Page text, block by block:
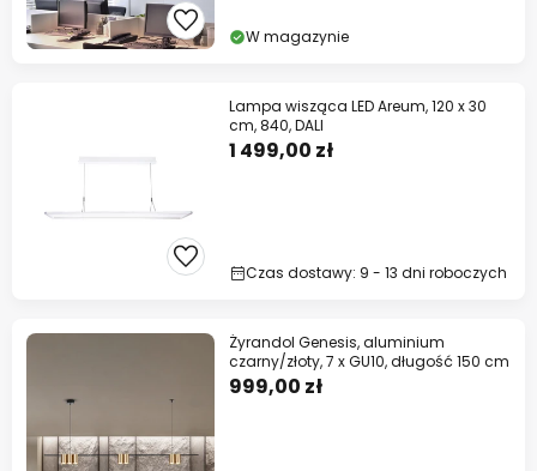
W magazynie
Lampa wisząca LED Areum, 120 x 30
cm, 840, DALI
1 499,00 zł
Czas dostawy: 9 - 13 dni roboczych
Żyrandol Genesis, aluminium
czarny/złoty, 7 x GU10, długość 150 cm
999,00 zł